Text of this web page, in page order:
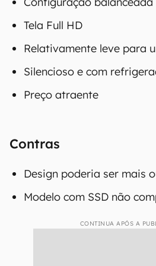
Tela Full HD
Relativamente leve para
Silencioso e com
Preço atraente
Contras
Design poderia ser mais
Modelo com SSD não
CONTINUA APÓS A